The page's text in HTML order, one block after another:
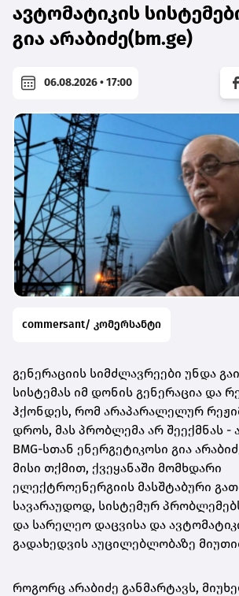
ავტომატიკის
გია არაბიძე(bm.ge)
06.08.2026 • 17:00
commersant/ კომერსანტი
გენერაციის სიმძლავრეები უნდა
სისტემას იმ დონის გენერაცია და
ჰქონდეს, რომ არაპარალელურ
დროს, მას პრობლემა არ შეექმნას -
BMG-სთან ენერგეტიკოსი გია
მისი თქმით, ქვეყანაში მომხდარი
ელექტროენერგიის მასშტაბური
სავარაუდოდ, სისტემურ
და სარელეო დაცვისა და
გადახედვის აუცილებლობაზე
როგორც არაბიძე განმარტავს,